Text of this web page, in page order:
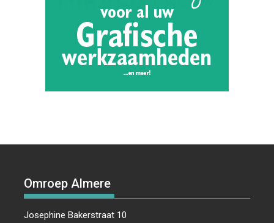
Omroep Almere
Josephine Bakerstraat 10